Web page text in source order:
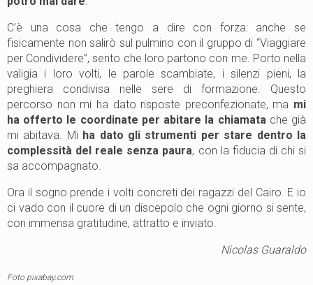
C’è una cosa che tengo a dire con forza: anche se
fisicamente non salirò sul pulmino con il gruppo di “Viaggiare
per Condividere”, sento che loro partono con me. Porto nella
valigia i loro volti, le parole scambiate, i silenzi pieni, la
preghiera condivisa nelle sere di formazione. Questo
percorso non mi ha dato risposte preconfezionate, ma mi
ha offerto le coordinate per abitare la chiamata che già
mi abitava. Mi ha dato gli strumenti per stare dentro la
complessità del reale senza paura, con la fiducia di chi si
sa accompagnato.
Ora il sogno prende i volti concreti dei ragazzi del Cairo. E io
ci vado con il cuore di un discepolo che ogni giorno si sente,
con immensa gratitudine, attratto e inviato.
Nicolas Guaraldo
Foto pixabay.com